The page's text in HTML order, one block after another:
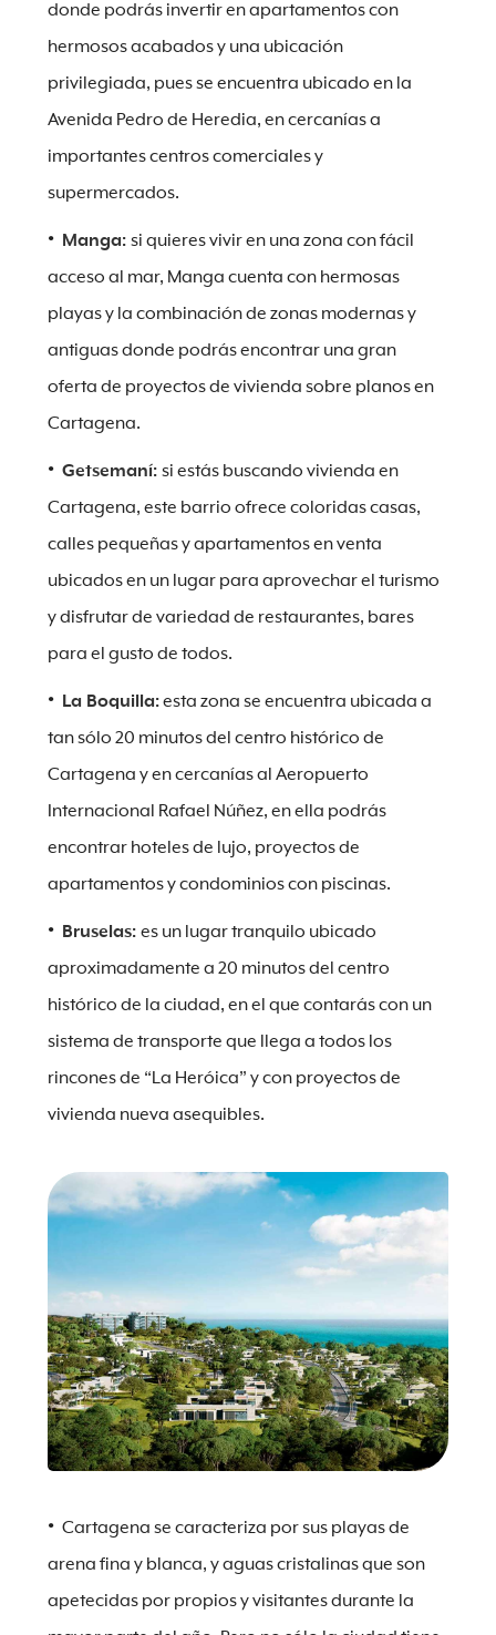
donde podrás invertir en apartamentos con
hermosos acabados y una ubicación
privilegiada, pues se encuentra ubicado en la
Avenida Pedro de Heredia, en cercanías a
importantes centros comerciales y
supermercados.
Manga: si quieres vivir en una zona con fácil
acceso al mar, Manga cuenta con hermosas
playas y la combinación de zonas modernas y
antiguas donde podrás encontrar una gran
oferta de proyectos de vivienda sobre planos en
Cartagena.
Getsemaní: si estás buscando vivienda en
Cartagena, este barrio ofrece coloridas casas,
calles pequeñas y apartamentos en venta
ubicados en un lugar para aprovechar el turismo
y disfrutar de variedad de restaurantes, bares
para el gusto de todos.
La Boquilla:esta zona se encuentra ubicada a
tan sólo 20 minutos del centro histórico de
Cartagena y en cercanías al Aeropuerto
Internacional Rafael Núñez, en ella podrás
encontrar hoteles de lujo, proyectos de
apartamentos y condominios con piscinas.
Bruselas: es un lugar tranquilo ubicado
aproximadamente a 20 minutos del centro
histórico de la ciudad, en el que contarás con un
sistema de transporte que llega a todos los
rincones de “La Heróica” y con proyectos de
vivienda nueva asequibles.
Cartagena se caracteriza por sus playas de
arena fina y blanca, y aguas cristalinas que son
apetecidas por propios y visitantes durante la